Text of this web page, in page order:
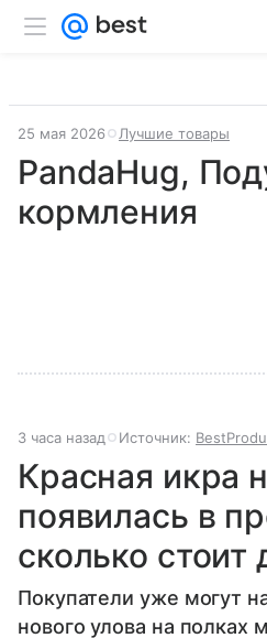
25 мая 2026 Лучшие товары
PandaHug,
кормления
3 часа назад Источник:
Красная икра
появилась в
сколько стоит
Покупатели уже могут
нового улова на полках